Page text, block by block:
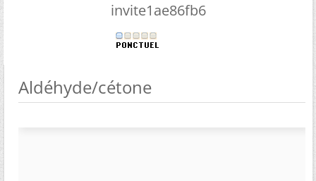
invite1ae86fb6
Aldéhyde/cétone